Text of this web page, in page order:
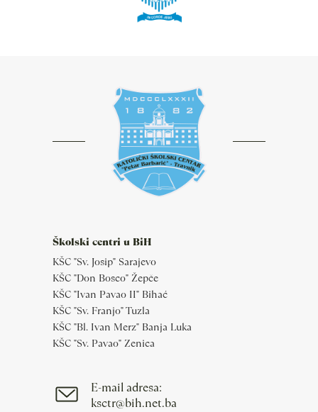
Školski centri u BiH
KŠC "Sv. Josip" Sarajevo
KŠC "Don Bosco" Žepče
KŠC "Ivan Pavao II" Bihać
KŠC "Sv. Franjo" Tuzla
KŠC "Bl. Ivan Merz" Banja Luka
KŠC "Sv. Pavao" Zenica
E-mail adresa:
ksctr@bih.net.ba